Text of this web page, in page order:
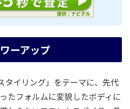
ーアップ
タイリング」をテーマに、先代
たフォルムに変貌したボディに